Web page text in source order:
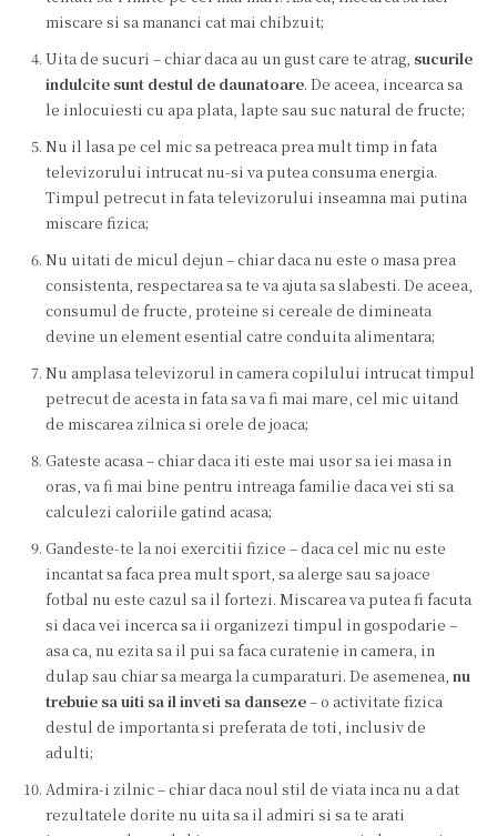
miscare si sa mananci cat mai chibzuit;
Uita de sucuri – chiar daca au un gust care te atrag, sucurile
indulcite sunt destul de daunatoare. De aceea, incearca sa
le inlocuiesti cu apa plata, lapte sau suc natural de fructe;
Nu il lasa pe cel mic sa petreaca prea mult timp in fata
televizorului intrucat nu-si va putea consuma energia.
Timpul petrecut in fata televizorului inseamna mai putina
miscare fizica;
Nu uitati de micul dejun – chiar daca nu este o masa prea
consistenta, respectarea sa te va ajuta sa slabesti. De aceea,
consumul de fructe, proteine si cereale de dimineata
devine un element esential catre conduita alimentara;
Nu amplasa televizorul in camera copilului intrucat timpul
petrecut de acesta in fata sa va fi mai mare, cel mic uitand
de miscarea zilnica si orele de joaca;
Gateste acasa – chiar daca iti este mai usor sa iei masa in
oras, va fi mai bine pentru intreaga familie daca vei sti sa
calculezi caloriile gatind acasa;
Gandeste-te la noi exercitii fizice – daca cel mic nu este
incantat sa faca prea mult sport, sa alerge sau sa joace
fotbal nu este cazul sa il fortezi. Miscarea va putea fi facuta
si daca vei incerca sa ii organizezi timpul in gospodarie –
asa ca, nu ezita sa il pui sa faca curatenie in camera, in
dulap sau chiar sa mearga la cumparaturi. De asemenea, nu
trebuie sa uiti sa il inveti sa danseze– o activitate fizica
destul de importanta si preferata de toti, inclusiv de
adulti;
Admira-i zilnic – chiar daca noul stil de viata inca nu a dat
rezultatele dorite nu uita sa il admiri si sa te arati